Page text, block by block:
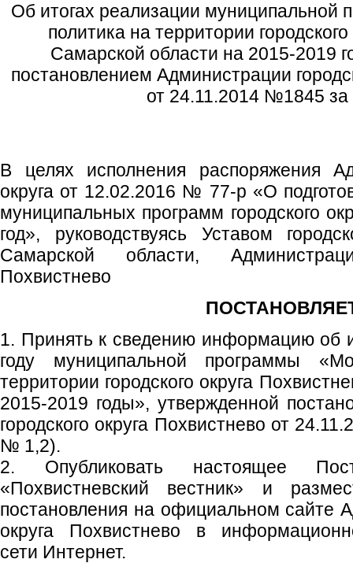
Об итогах реализации
политика на территории
Самарской области на 2015-2019
постановлением Администрации
от 24.11.2014 №1845 за
В целях исполнения распоряжения
округа от 12.02.2016 № 77-р «О
муниципальных программ городского
год», руководствуясь Уставом
Самарской области,
Похвистнево
1. Принять к сведению информацию об
году муниципальной программы
территории городского округа
2015-2019 годы», утвержденной
городского округа Похвистнево от
№ 1,2).
2. Опубликовать настоящее
«Похвистневский вестник» и
постановления на официальном сайте
округа Похвистнево в
сети Интернет.